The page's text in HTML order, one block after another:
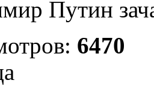
Путин
6470